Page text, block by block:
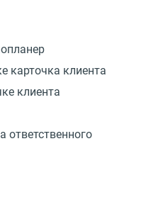
карточка клиента
клиента
ответственного